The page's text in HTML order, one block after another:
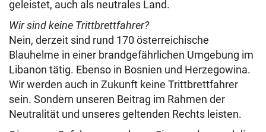
geleistet, auch als neutrales Land.
Wir sind keine Trittbrettfahrer?
Nein, derzeit sind rund 170 österreichische
Blauhelme in einer brandgefährlichen Umgebung im
Libanon tätig. Ebenso in Bosnien und Herzegowina.
Wir werden auch in Zukunft keine Trittbrettfahrer
sein. Sondern unseren Beitrag im Rahmen der
Neutralität und unseres geltenden Rechts leisten.